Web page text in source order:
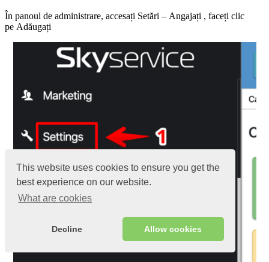
This website uses cookies to ensure you get the
best experience on our website.
What are cookies
Decline Allow cookies
În panoul de administrare, accesați Setări – Angajați , faceți clic
pe Adăugați